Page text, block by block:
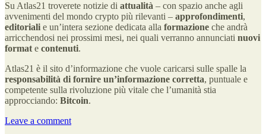
Su Atlas21 troverete notizie di attualità – con spazio anche agli
avvenimenti del mondo crypto più rilevanti – approfondimenti,
editoriali e un’intera sezione dedicata alla formazione che andrà
arricchendosi nei prossimi mesi, nei quali verranno annunciati nuovi
format e contenuti.
Atlas21 è il sito d’informazione che vuole caricarsi sulle spalle la
responsabilità di fornire un’informazione corretta, puntuale e
competente sulla rivoluzione più vitale che l’umanità stia
approcciando: Bitcoin.
Leave a comment